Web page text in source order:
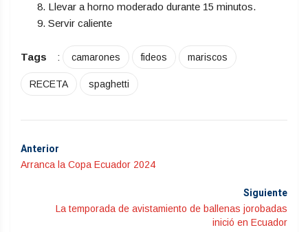
Llevar a horno moderado durante 15 minutos.
Servir caliente
Tags : camarones fideos mariscos
RECETA spaghetti
Anterior
Arranca la Copa Ecuador 2024
Siguiente
La temporada de avistamiento de ballenas jorobadas
inició en Ecuador